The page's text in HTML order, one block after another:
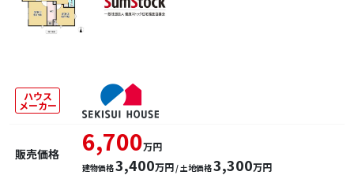
ハウス
メーカー
販売価格 6,700万円
建物価格3,400万円/ 土地価格3,300万円